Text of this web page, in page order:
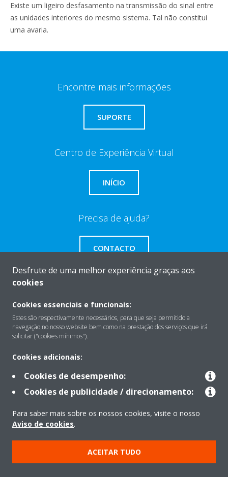
Existe um ligeiro desfasamento na transmissão do sinal entre
as unidades interiores do mesmo sistema. Tal não constitui
uma avaria.
Encontre mais informações
SUPORTE
Centro de Experiência Virtual
INÍCIO
Precisa de ajuda?
CONTACTO
Sobre
Contacto
Produtos
Copyright © Daikin
Desfrute de uma melhor experiência graças aos
cookies
Cookies essenciais e funcionais:
Estes são respectivamente necessários, para que seja permitido a
navegação no nosso website bem como na prestação dos serviços que irá
solicitar ("cookies mínimos").
Cookies adicionais:
Cookies de desempenho:
Cookies de publicidade / direcionamento:
Para saber mais sobre os nossos cookies, visite o nosso
Aviso de cookies.
ACEITAR TUDO